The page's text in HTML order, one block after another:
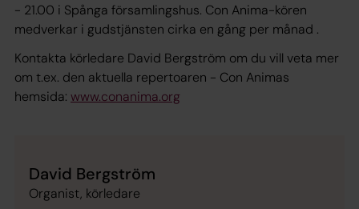
- 21.00 i Spånga församlingshus. Con Anima-kören
medverkar i gudstjänsten cirka en gång per månad .
Kontakta körledare David Bergström om du vill veta mer
om t.ex. den aktuella repertoaren - Con Animas
hemsida: www.conanima.org
David Bergström
Organist, körledare